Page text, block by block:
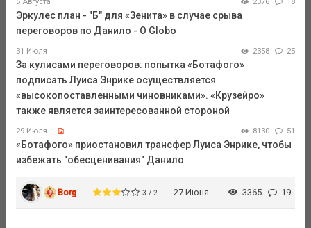
Эркулес план - "Б" для «Зенита» в случае срыва
переговоров по Данило - О Globo
31 Июля 2358 25
За кулисами переговоров: попытка «Ботафого»
подписать Луиса Энрике осуществляется
«высокопоставленными чиновниками». «Крузейро»
также является заинтересованной стороной
29 Июля 8130 51
«Ботафого» приостановил трансфер Луиса Энрике, чтобы
избежать "обесценивания" Данило
Borg 3 / 2 27 Июня 3365 19